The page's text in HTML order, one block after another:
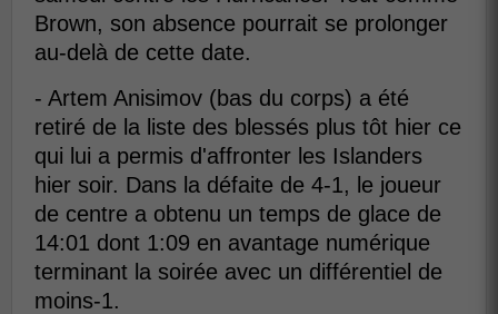
Brown, son absence pourrait se prolonger
au-delà de cette date.
- Artem Anisimov (bas du corps) a été
retiré de la liste des blessés plus tôt hier ce
qui lui a permis d'affronter les Islanders
hier soir. Dans la défaite de 4-1, le joueur
de centre a obtenu un temps de glace de
14:01 dont 1:09 en avantage numérique
terminant la soirée avec un différentiel de
moins-1.